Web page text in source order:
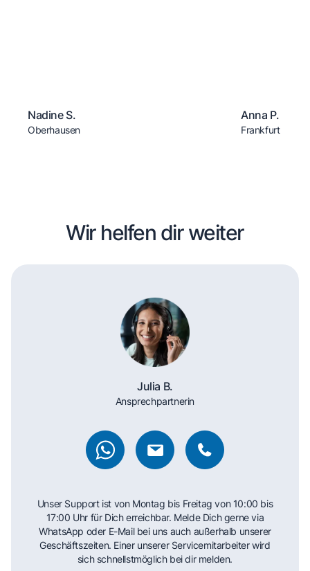
Nadine S.
Oberhausen
Anna P.
Frankfurt
Wir helfen dir weiter
Julia B.
Ansprechpartnerin
Unser Support ist von Montag bis Freitag von 10:00 bis
17:00 Uhr für Dich erreichbar. Melde Dich gerne via
WhatsApp oder E-Mail bei uns auch außerhalb unserer
Geschäftszeiten. Einer unserer Servicemitarbeiter wird
sich schnellstmöglich bei dir melden.